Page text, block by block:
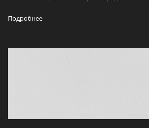
Подробнее